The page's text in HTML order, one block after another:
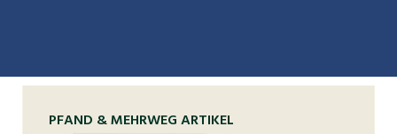
PFAND & MEHRWEG ARTIKEL